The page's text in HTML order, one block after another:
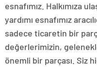
esnafımız. Halkımıza
yardımı esnafımız
sadece ticaretin bir
değerlerimizin,
önemli bir parçası. Siz